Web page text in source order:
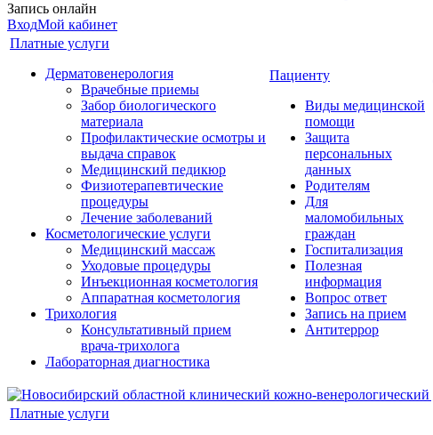
Запись онлайн
ВходМой кабинет
Платные услуги
Дерматовенерология
Врачебные приемы
Забор биологического
материала
Профилактические осмотры и
выдача справок
Медицинский педикюр
Физиотерапевтические
процедуры
Лечение заболеваний
Косметологические услуги
Медицинский массаж
Уходовые процедуры
Инъекционная косметология
Аппаратная косметология
Трихология
Консультативный прием
врача-трихолога
Лабораторная диагностика
Пациенту
Виды медицинской
помощи
Защита
персональных
данных
Родителям
Для
маломобильных
граждан
Госпитализация
Полезная
информация
Вопрос ответ
Запись на прием
Антитеррор
Платные услуги